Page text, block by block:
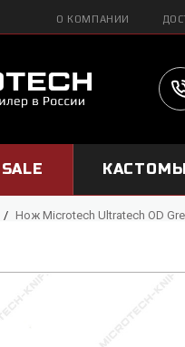
О КОМПАНИИ
SALE КАСТОМЫ
Нож Microtech Ultratech OD